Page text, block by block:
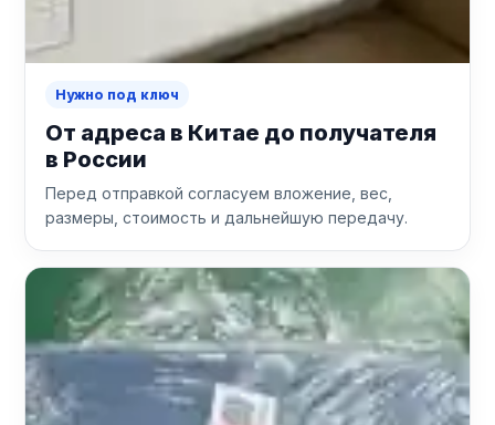
Нужно под ключ
От адреса в Китае до получателя
в России
Перед отправкой согласуем вложение, вес,
размеры, стоимость и дальнейшую передачу.